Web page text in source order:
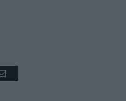
Email